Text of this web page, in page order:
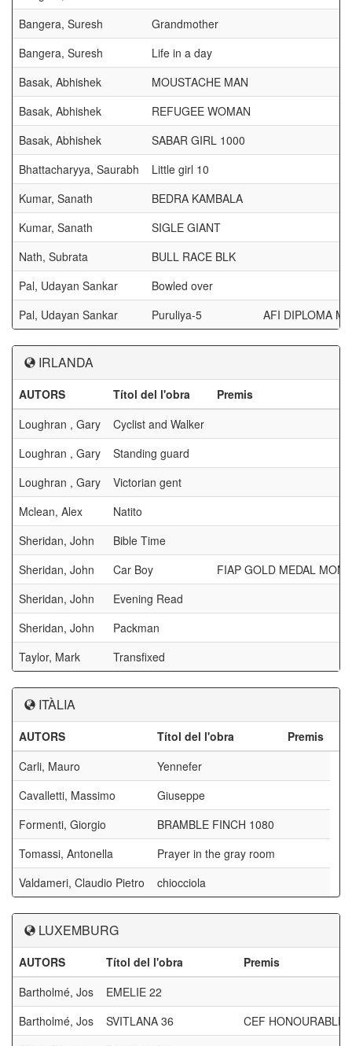
Bangera, Suresh
Grandmother
Bangera, Suresh
Life in a day
Basak, Abhishek
MOUSTACHE MAN
Basak, Abhishek
REFUGEE WOMAN
Basak, Abhishek
SABAR GIRL 1000
Bhattacharyya, Saurabh
Little girl 10
Kumar, Sanath
BEDRA KAMBALA
Kumar, Sanath
SIGLE GIANT
Nath, Subrata
BULL RACE BLK
Pal, Udayan Sankar
Bowled over
Pal, Udayan Sankar
Puruliya-5 AFI DIPLOMA
IRLANDA
AUTORS Títol del l'obra
Premis
Loughran , Gary
Cyclist and Walker
Loughran , Gary
Standing guard
Loughran , Gary
Victorian gent
Mclean, Alex
Natito
Sheridan, John
Bible Time
Sheridan, John
Car Boy
FIAP GOLD MEDAL
Sheridan, John
Evening Read
Sheridan, John
Packman
Taylor, Mark
Transfixed
ITÀLIA
AUTORS Títol del l'obra
Premis
Carli, Mauro
Yennefer
Cavalletti, Massimo
Giuseppe
Formenti, Giorgio
BRAMBLE FINCH 1080
Tomassi, Antonella
Prayer in the gray room
Valdameri, Claudio Pietro
chiocciola
LUXEMBURG
AUTORS Títol del l'obra
Premis
Bartholmé, Jos
EMELIE 22
Bartholmé, Jos
SVITLANA 36
CEF HONOURABLE